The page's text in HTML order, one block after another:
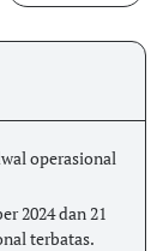
operasional
2024 dan 21
terbatas.